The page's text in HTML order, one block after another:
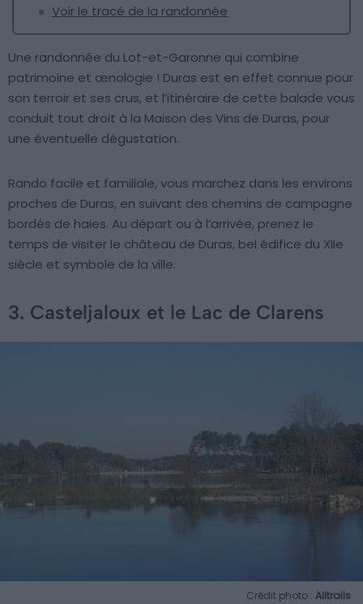
Voir le tracé de la randonnée
Une randonnée du Lot-et-Garonne qui combine
patrimoine et œnologie ! Duras est en effet connue pour
son terroir et ses crus, et l’itinéraire de cette balade vous
conduit tout droit à la Maison des Vins de Duras, pour
une éventuelle dégustation.
Rando facile et familiale, vous marchez dans les environs
proches de Duras, en suivant des chemins de campagne
bordés de haies. Au départ ou à l’arrivée, prenez le
temps de visiter le château de Duras, bel édifice du XIIe
siècle et symbole de la ville.
3. Casteljaloux et le Lac de Clarens
Crédit photo : Alltrails